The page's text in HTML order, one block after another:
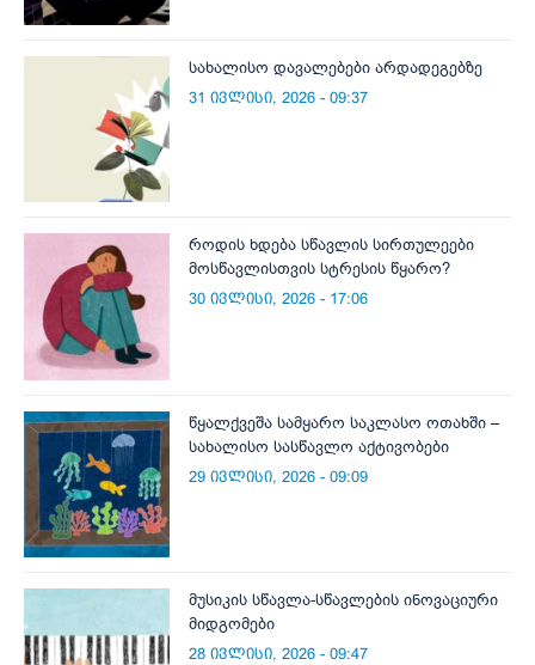
სახალისო დავალებები არდადეგებზე
31 ივლისი, 2026 - 09:37
როდის ხდება სწავლის სირთულეები
მოსწავლისთვის სტრესის წყარო?
30 ივლისი, 2026 - 17:06
წყალქვეშა სამყარო საკლასო ოთახში –
სახალისო სასწავლო აქტივობები
29 ივლისი, 2026 - 09:09
მუსიკის სწავლა-სწავლების ინოვაციური
მიდგომები
28 ივლისი, 2026 - 09:47